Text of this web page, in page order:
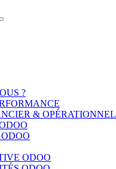
?
& OPÉRATIONNEL
ODOO